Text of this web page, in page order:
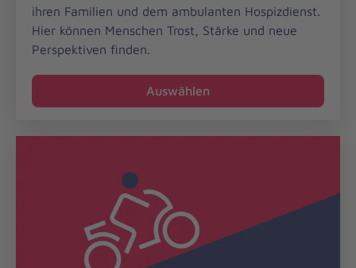
ihren Familien und dem ambulanten Hospizdienst.
Hier können Menschen Trost, Stärke und neue
Perspektiven finden.
Auswählen